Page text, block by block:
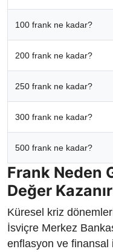
100 frank ne kadar?
200 frank ne kadar?
250 frank ne kadar?
300 frank ne kadar?
500 frank ne kadar?
Frank Neden
Değer
Küresel kriz
İsviçre Merkez
enflasyon ve finansal